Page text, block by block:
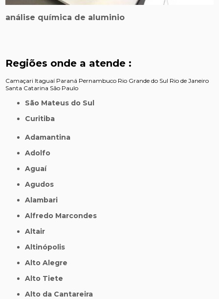
análise química de aluminio
Regiões onde a atende :
Camaçari Itaguaí Paraná Pernambuco Rio Grande do Sul Rio de Janeiro
Santa Catarina São Paulo
São Mateus do Sul
Curitiba
Adamantina
Adolfo
Aguaí
Agudos
Alambari
Alfredo Marcondes
Altair
Altinópolis
Alto Alegre
Alto Tiete
Alto da Cantareira